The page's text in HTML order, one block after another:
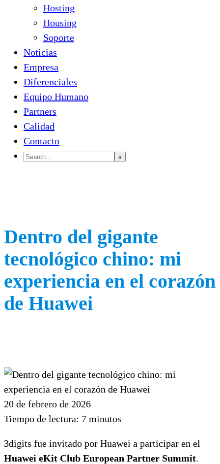
Hosting
Housing
Soporte
Noticias
Empresa
Diferenciales
Equipo Humano
Partners
Calidad
Contacto
Dentro del gigante
tecnológico chino: mi
experiencia en el corazón
de Huawei
20 de febrero de 2026
Tiempo de lectura: 7 minutos
3digits fue invitado por Huawei a participar en el
Huawei eKit Club European Partner Summit.